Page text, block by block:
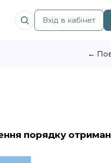
Вхід в кабінет
←
порядку